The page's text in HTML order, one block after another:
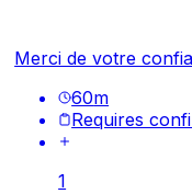
Merci de votre
60m
Requires
1